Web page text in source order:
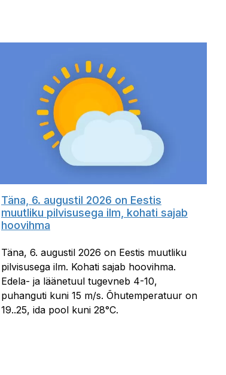
Täna, 6. augustil 2026 on Eestis
muutliku pilvisusega ilm, kohati sajab
hoovihma
Täna, 6. augustil 2026 on Eestis muutliku
pilvisusega ilm. Kohati sajab hoovihma.
Edela- ja läänetuul tugevneb 4-10,
puhanguti kuni 15 m/s. Õhutemperatuur on
19..25, ida pool kuni 28°C.